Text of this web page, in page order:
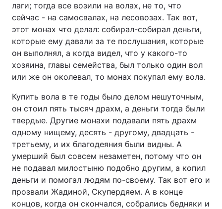
лаги; тогда все возили на волах, не то, что
сейчас - на самосвалах, на лесовозах. Так вот,
этот монах что делал: собирал-собирал деньги,
которые ему давали за те послушания, которые
он выполнял, а когда видел, что у какого-то
хозяина, главы семейства, был только один вол
или же он околевал, то монах покупал ему вола.
Купить вола в те годы было делом нешуточным,
он стоил пять тысяч драхм, а деньги тогда были
твердые. Другие монахи подавали пять драхм
одному нищему, десять - другому, двадцать -
третьему, и их благодеяния были видны. А
умерший был совсем незаметен, потому что он
не подавал милостыню подобно другим, а копил
деньги и помогал людям по-своему. Так вот его и
прозвали Жадиной, Скупердяем. А в конце
концов, когда он скончался, собрались бедняки и